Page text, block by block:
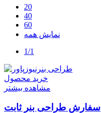
20
40
60
نمایش همه
1/1
خرید محصول
مشاهده بیشتر
سفارش طراحی بنر ثابت